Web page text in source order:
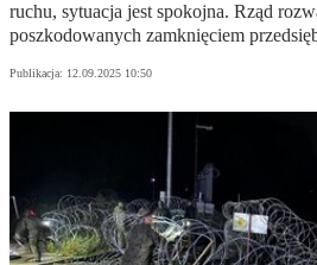
ruchu, sytuacja jest spokojna. Rząd
poszkodowanych zamknięciem
Publikacja: 12.09.2025 10:50